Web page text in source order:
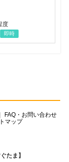
度
即時
FAQ・お問い合わせ
マップ
たま】